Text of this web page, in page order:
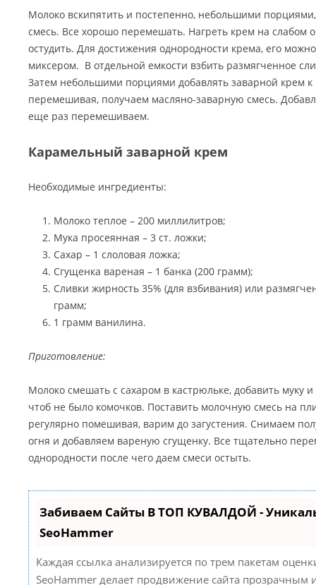
Молоко вскипятить и постепенно, небольшими
смесь. Все хорошо перемешать. Нагреть крем на слабом
остудить. Для достижения однородности крема, его
миксером. В отдельной емкости взбить размягченное
Затем небольшими порциями добавлять заварной крем к
перемешивая, получаем масляно-заварную смесь.
еще раз перемешиваем.
Карамельный заварной крем
Необходимые ингредиенты:
Молоко теплое – 200 миллилитров;
Мука просеянная – 3 ст. ложки;
Сахар – 1 слоловая ложка;
Сгущенка вареная – 1 банка (200 грамм);
Сливки жирность 35% (для взбивания) или
грамм;
1 грамм ванилина.
Приготовление:
Молоко смешать с сахаром в кастрюльке, добавить муку
чтоб не было комочков. Поставить молочную смесь на
регулярно помешивая, варим до загустения. Снимаем
огня и добавляем вареную сгущенку. Все тщательно
однородности после чего даем смеси остыть.
Забиваем Сайты В ТОП КУВАЛДОЙ -
SeoHammer
Каждая ссылка анализируется по трем пакетам
SeoHammer делает продвижение сайта прозрачным